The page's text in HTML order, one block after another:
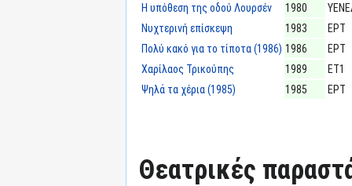
Η υπόθεση της οδού Λουρσέν
1980
Νυχτερινή επίσκεψη
1983
ΕΡΤ
Πολύ κακό για το τίποτα (1986) 1986
ΕΡΤ
Χαρίλαος Τρικούπης
1989
ΕΤ1
Ψηλά τα χέρια (1985)
1985 ΕΡΤ
Θεατρικές